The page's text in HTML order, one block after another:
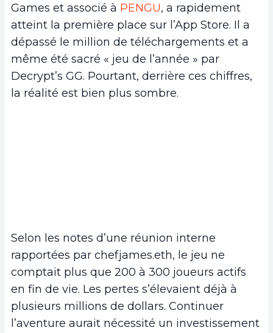
Games et associé à PENGU, a rapidement
atteint la première place sur l’App Store. Il a
dépassé le million de téléchargements et a
même été sacré « jeu de l’année » par
Decrypt’s GG. Pourtant, derrière ces chiffres,
la réalité est bien plus sombre.
Selon les notes d’une réunion interne
rapportées par chefjames.eth, le jeu ne
comptait plus que 200 à 300 joueurs actifs
en fin de vie. Les pertes s’élevaient déjà à
plusieurs millions de dollars. Continuer
l’aventure aurait nécessité un investissement